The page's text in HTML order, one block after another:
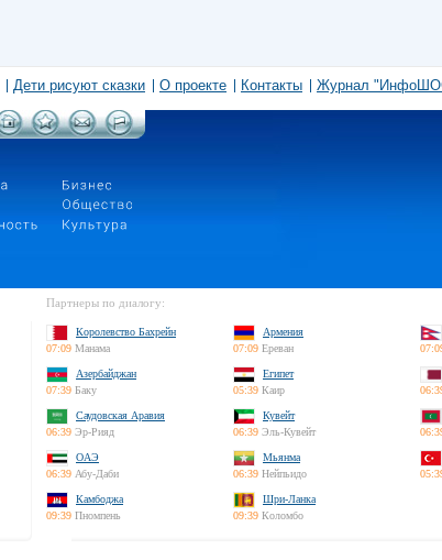
Дети рисуют сказки О проекте Контакты Журнал
Партнеры по диалогу:
Королевство Бахрейн
07:09 Манама
Армения
07:09 Ереван
Азербайджан
07:39 Баку
Египет
05:39 Каир
Саудовская Аравия
06:39 Эр-Рияд
Кувейт
06:39 Эль-Кувейт
ОАЭ
06:39 Абу-Даби
Мьянма
06:39 Нейпьидо
Камбоджа
09:39 Пномпень
Шри-Ланка
09:39 Коломбо